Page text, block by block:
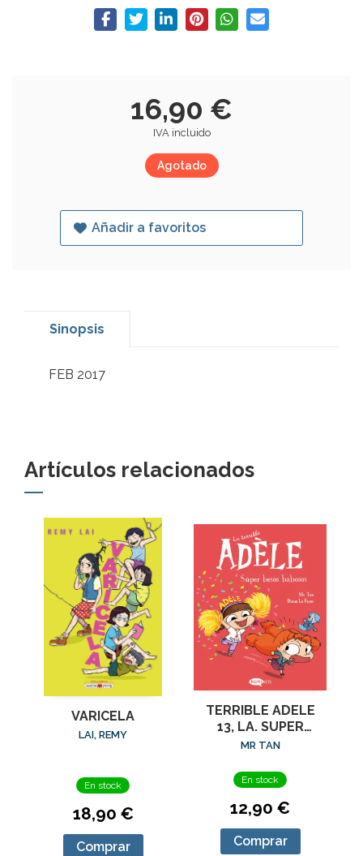
16,90 €
IVA incluido
Agotado
Añadir a favoritos
Sinopsis
FEB 2017
Artículos relacionados
VARICELA
LAI, REMY
En stock
18,90 €
Comprar
TERRIBLE ADELE
13, LA. SUPER
BESOS BABOSOS
MR TAN
En stock
12,90 €
Comprar